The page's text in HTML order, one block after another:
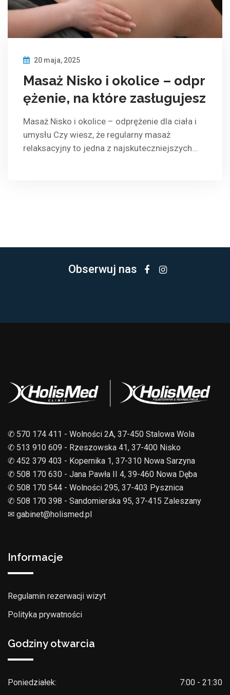
20 maja, 2025
Masaż Nisko i okolice – odpr
ężenie, na które zasługujesz
Masaż Nisko i okolice – odprężenie dla ciała i
umysłu Czy wiesz, że regularny masaż
relaksacyjny to jedna z najskuteczniejszych…
Obserwuj nas
✆ 570 174 411 - Wolności 2A, 37-450 Stalowa Wola
✆ 513 910 609 - Rzeszowska 41, 37-400 Nisko
✆ 452 379 403 - Kopernika 1, 37-310 Nowa Sarzyna
✆ 508 170 630 - Jana Pawła II 4, 39-460 Nowa Dęba
✆ 508 170 544 - Wolności 295, 37-403 Pysznica
✆ 508 170 398 - Sandomierska 95, 37-415 Zaleszany
✉︎ gabinet@holismed.pl
Informacje
Regulamin rezerwacji wizyt
Polityka prywatności
Godziny otwarcia
Poniedziałek:
7:00 - 21:30